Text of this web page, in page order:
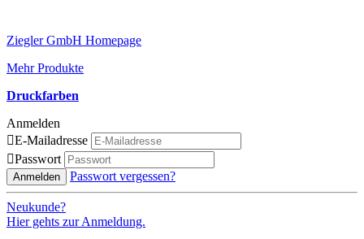
Ziegler GmbH Homepage
Mehr Produkte
Druckfarben
Anmelden
E-Mailadresse
Passwort
Anmelden Passwort vergessen?
Neukunde?
Hier gehts zur Anmeldung.